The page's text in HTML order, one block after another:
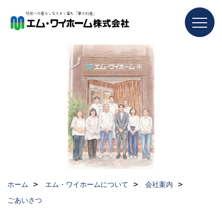
ホーム エム・ワイホームについて
会社案内
ごあいさつ